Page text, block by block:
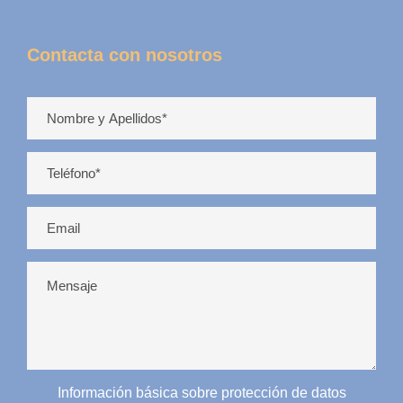
Contacta con nosotros
Información básica sobre protección de datos